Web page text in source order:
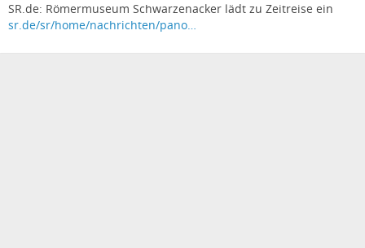
SR.de: Römermuseum Schwarzenacker lädt zu Zeitreise ein
sr.de/sr/home/nachrichten/pano…